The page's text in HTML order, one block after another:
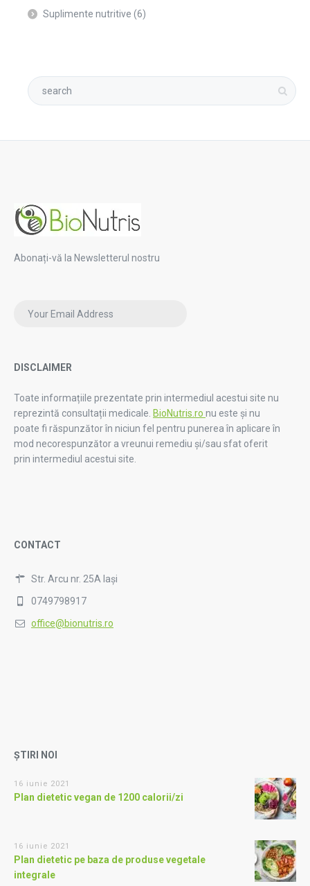
Suplimente nutritive (6)
Abonați-vă la Newsletterul nostru
DISCLAIMER
Toate informațiile prezentate prin intermediul acestui site nu
reprezintă consultații medicale. BioNutris.ro nu este și nu
poate fi răspunzător în niciun fel pentru punerea în aplicare în
mod necorespunzător a vreunui remediu și/sau sfat oferit
prin intermediul acestui site.
CONTACT
Str. Arcu nr. 25A Iași
0749798917
office@bionutris.ro
ȘTIRI NOI
16 iunie 2021
Plan dietetic vegan de 1200 calorii/zi
16 iunie 2021
Plan dietetic pe baza de produse vegetale
integrale